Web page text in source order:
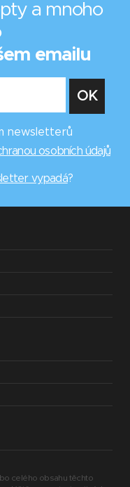
a mnoho
emailu
newsletterů
osobních údajů
vypadá?
celého obsahu těchto